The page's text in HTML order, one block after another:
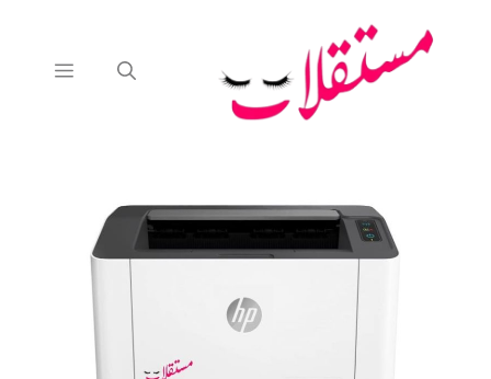
القائمة